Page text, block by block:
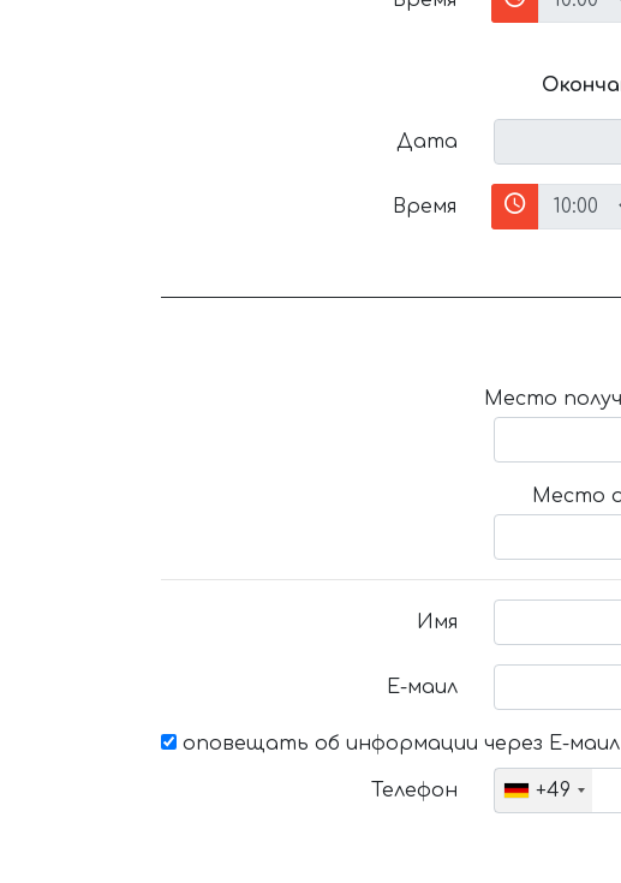
Дата
Время
Место
Место
Имя
Е-маил
оповещать об информации через Е-маил
Телефон +49